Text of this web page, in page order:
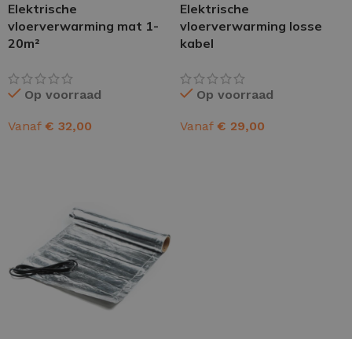
Elektrische
vloerverwarming mat 1-
20m²
Op voorraad
Vanaf € 32,00
Elektrische
vloerverwarming losse
kabel
Op voorraad
Vanaf € 29,00